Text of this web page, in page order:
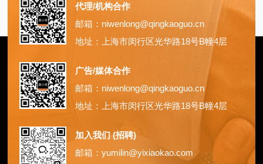
代理/机构合作
邮箱：niwenlong@qingkaoguo.cn
地址：上海市闵行区光华路18号B幢4层
广告/媒体合作
邮箱：niwenlong@qingkaoguo.cn
地址：上海市闵行区光华路18号B幢4层
加入我们 (招聘)
邮箱：yumilin@yixiaokao.com